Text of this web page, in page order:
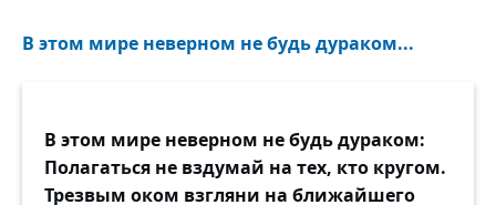
В этом мире неверном не будь дураком...
В этом мире неверном не будь дураком:
Полагаться не вздумай на тех, кто кругом.
Трезвым оком взгляни на ближайшего